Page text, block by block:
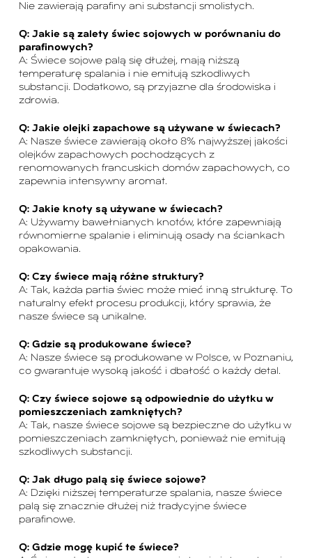
Nie zawierają parafiny ani substancji smolistych.
Q: Jakie są zalety świec sojowych w porównaniu do
parafinowych?
A: Świece sojowe palą się dłużej, mają niższą
temperaturę spalania i nie emitują szkodliwych
substancji. Dodatkowo, są przyjazne dla środowiska i
zdrowia.
Q: Jakie olejki zapachowe są używane w świecach?
A: Nasze świece zawierają około 8% najwyższej jakości
olejków zapachowych pochodzących z
renomowanych francuskich domów zapachowych, co
zapewnia intensywny aromat.
Q: Jakie knoty są używane w świecach?
A: Używamy bawełnianych knotów, które zapewniają
równomierne spalanie i eliminują osady na ściankach
opakowania.
Q: Czy świece mają różne struktury?
A: Tak, każda partia świec może mieć inną strukturę. To
naturalny efekt procesu produkcji, który sprawia, że
nasze świece są unikalne.
Q: Gdzie są produkowane świece?
A: Nasze świece są produkowane w Polsce, w Poznaniu,
co gwarantuje wysoką jakość i dbałość o każdy detal.
Q: Czy świece sojowe są odpowiednie do użytku w
pomieszczeniach zamkniętych?
A: Tak, nasze świece sojowe są bezpieczne do użytku w
pomieszczeniach zamkniętych, ponieważ nie emitują
szkodliwych substancji.
Q: Jak długo palą się świece sojowe?
A: Dzięki niższej temperaturze spalania, nasze świece
palą się znacznie dłużej niż tradycyjne świece
parafinowe.
Q: Gdzie mogę kupić te świece?